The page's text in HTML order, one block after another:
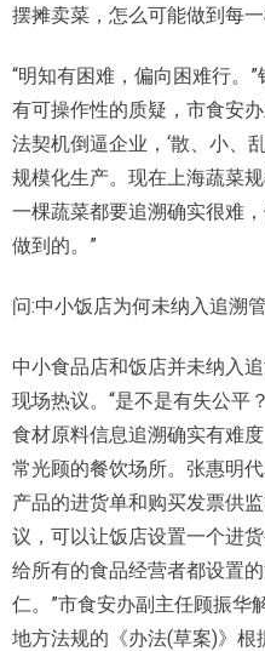
摆摊卖菜，怎么可能做到每
“明知有困难，偏向困难行。
有可操作性的质疑，市食安
法契机倒逼企业，‘散、小、
规模化生产。现在上海蔬菜
一棵蔬菜都要追溯确实很难
做到的。”
问:中小饭店为何未纳入追溯
中小食品店和饭店并未纳入
现场热议。“是不是有失公平
食材原料信息追溯确实有难
常光顾的餐饮场所。张惠明
产品的进货单和购买发票供
议，可以让饭店设置一个进
给所有的食品经营者都设置
仁。”市食安办副主任顾振华
地方法规的《办法(草案)》